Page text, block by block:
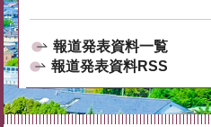
報道発表資料一覧
報道発表資料RSS